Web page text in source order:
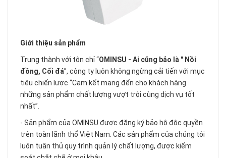
Giới thiệu sản phẩm
Trung thành với tôn chỉ “OMINSU - Ai cũng bảo là " Nồi
đồng, Cối đá”, công ty luôn không ngừng cải tiến với mục
tiêu chiến lược “Cam kết mang đến cho khách hàng
những sản phẩm chất lượng vượt trội cùng dịch vụ tốt
nhất”.
- Sản phẩm của OMINSU được đăng ký bảo hộ độc quyền
trên toàn lãnh thổ Việt Nam. Các sản phẩm của chúng tôi
luôn tuân thủ quy trình quản lý chất lượng, được kiểm